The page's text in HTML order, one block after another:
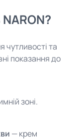
чутливості та
показання до
зоні.
— крем